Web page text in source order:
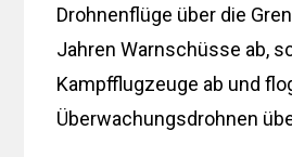
Drohnenflüge über die
Jahren Warnschüsse ab,
Kampfflugzeuge ab und
Überwachungsdrohnen